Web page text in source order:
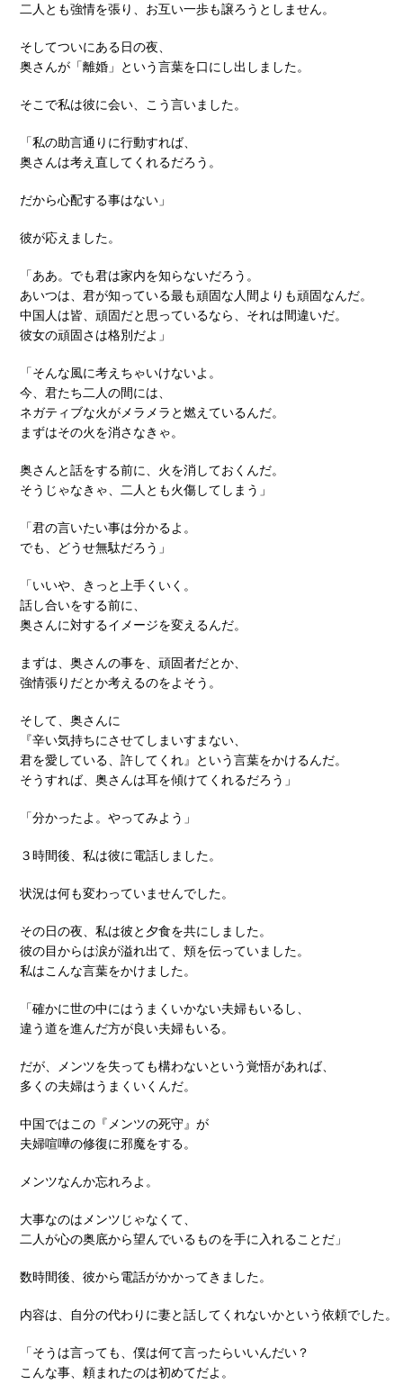
二人とも強情を張り、お互い一歩も譲ろうとしません。
そしてついにある日の夜、
奥さんが「離婚」という言葉を口にし出しました。
そこで私は彼に会い、こう言いました。
「私の助言通りに行動すれば、
奥さんは考え直してくれるだろう。
だから心配する事はない」
彼が応えました。
「ああ。でも君は家内を知らないだろう。
あいつは、君が知っている最も頑固な人間よりも頑固なんだ。
中国人は皆、頑固だと思っているなら、それは間違いだ。
彼女の頑固さは格別だよ」
「そんな風に考えちゃいけないよ。
今、君たち二人の間には、
ネガティブな火がメラメラと燃えているんだ。
まずはその火を消さなきゃ。
奥さんと話をする前に、火を消しておくんだ。
そうじゃなきゃ、二人とも火傷してしまう」
「君の言いたい事は分かるよ。
でも、どうせ無駄だろう」
「いいや、きっと上手くいく。
話し合いをする前に、
奥さんに対するイメージを変えるんだ。
まずは、奥さんの事を、頑固者だとか、
強情張りだとか考えるのをよそう。
そして、奥さんに
『辛い気持ちにさせてしまいすまない、
君を愛している、許してくれ』という言葉をかけるんだ。
そうすれば、奥さんは耳を傾けてくれるだろう」
「分かったよ。やってみよう」
３時間後、私は彼に電話しました。
状況は何も変わっていませんでした。
その日の夜、私は彼と夕食を共にしました。
彼の目からは涙が溢れ出て、頬を伝っていました。
私はこんな言葉をかけました。
「確かに世の中にはうまくいかない夫婦もいるし、
違う道を進んだ方が良い夫婦もいる。
だが、メンツを失っても構わないという覚悟があれば、
多くの夫婦はうまくいくんだ。
中国ではこの『メンツの死守』が
夫婦喧嘩の修復に邪魔をする。
メンツなんか忘れろよ。
大事なのはメンツじゃなくて、
二人が心の奥底から望んでいるものを手に入れることだ」
数時間後、彼から電話がかかってきました。
内容は、自分の代わりに妻と話してくれないかという依頼でした。
「そうは言っても、僕は何て言ったらいいんだい？
こんな事、頼まれたのは初めてだよ。